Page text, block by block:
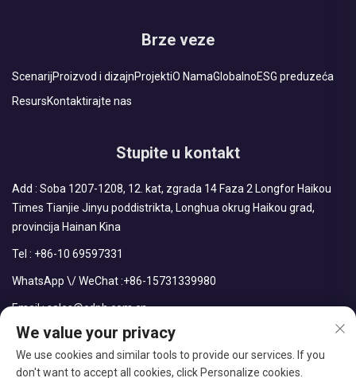
Brze veze
ScenarijProizvod i dizajnProjektiO NamaGlobalnoESG preduzeća
ResursKontaktirajte nas
Stupite u kontakt
Add : Soba 1207-1208, 12. kat, zgrada 14 Faza 2 Longfor Haikou
Times Tianjie Jinyu poddistrikta, Longhua okrug Haikou grad,
provincija Hainan Kina
Tel : +86-10 69597331
WhatsApp \/ WeChat :+86-15731339980
Email :sales@cdph.com.cn
We value your privacy
We use cookies and similar tools to provide our services. If you
don't want to accept all cookies, click Personalize cookies.